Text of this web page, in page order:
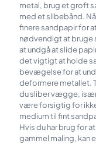
metal, brug et groft
med et slibebånd.
finere sandpapir for
nødvendigt at bruge
at undgå at slide
det vigtigt at holde
bevægelse for at
deformere metallet.
du sliber vægge, især
være forsigtig for
medium til fint
Hvis du har brug for
gammel maling,